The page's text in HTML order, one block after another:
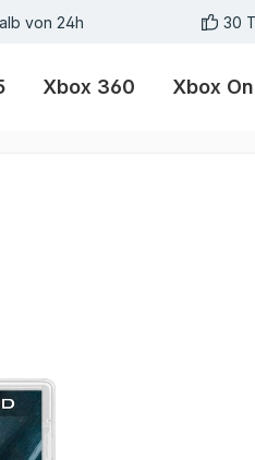
von 24h 30
Xbox 360 Xbox